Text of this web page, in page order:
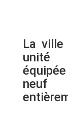
La ville
unité
neuf